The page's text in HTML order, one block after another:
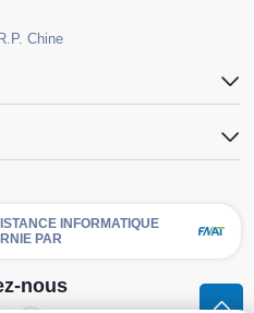
Chine
INFORMATIQUE
PAR
nous